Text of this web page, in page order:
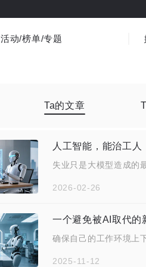
活动/榜单/专题
Ta的文章
人工智能，能治工人
失业只是大模型造成的
2026-02-26
一个避免被AI取代的
确保自己的工作环境上
2025-11-12